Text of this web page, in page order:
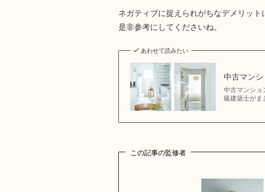
ネガティブに捉えられがちなデメリッ
是非参考にしてくださいね。
あわせて読みたい
中古マン
中古マンショ
級建築士がま
この記事の監修者